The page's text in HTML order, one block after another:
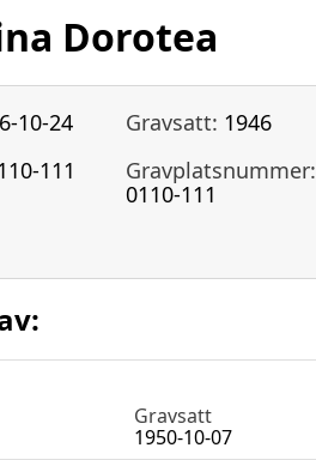
Dorotea
10-24 Gravsatt: 1946
111 Gravplatsnummer:
0110-111
Gravsatt
1950-10-07